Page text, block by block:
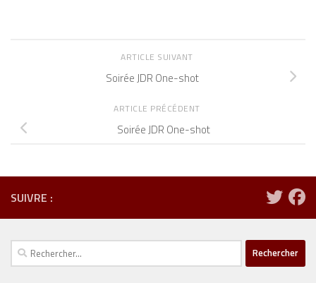
ARTICLE SUIVANT
Soirée JDR One-shot
ARTICLE PRÉCÉDENT
Soirée JDR One-shot
SUIVRE :
Rechercher :